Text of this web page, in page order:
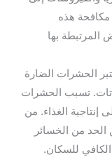
مكافحة هذه
المرتبطة بها
الحشرات الضارة
تسبب الحشرات
إنتاجية الغذاء. من
من الخسائر
الكافي للسكان.